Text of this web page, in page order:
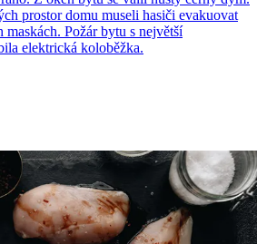
prostor domu museli hasiči evakuovat
Požár bytu s největší
elektrická koloběžka.